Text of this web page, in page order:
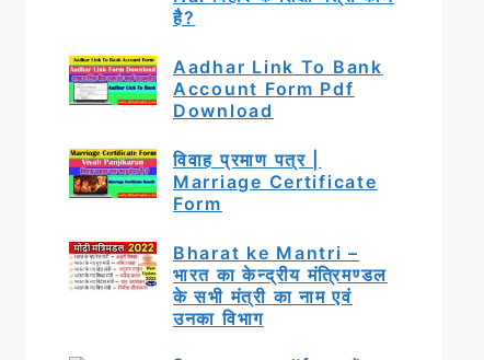
है?
Aadhar Link To Bank
Account Form Pdf
Download
विवाह प्रमाण पत्र |
Marriage Certificate
Form
Bharat ke Mantri –
भारत का केन्द्रीय मंत्रिमण्डल
के सभी मंत्री का नाम एवं
उनका विभाग